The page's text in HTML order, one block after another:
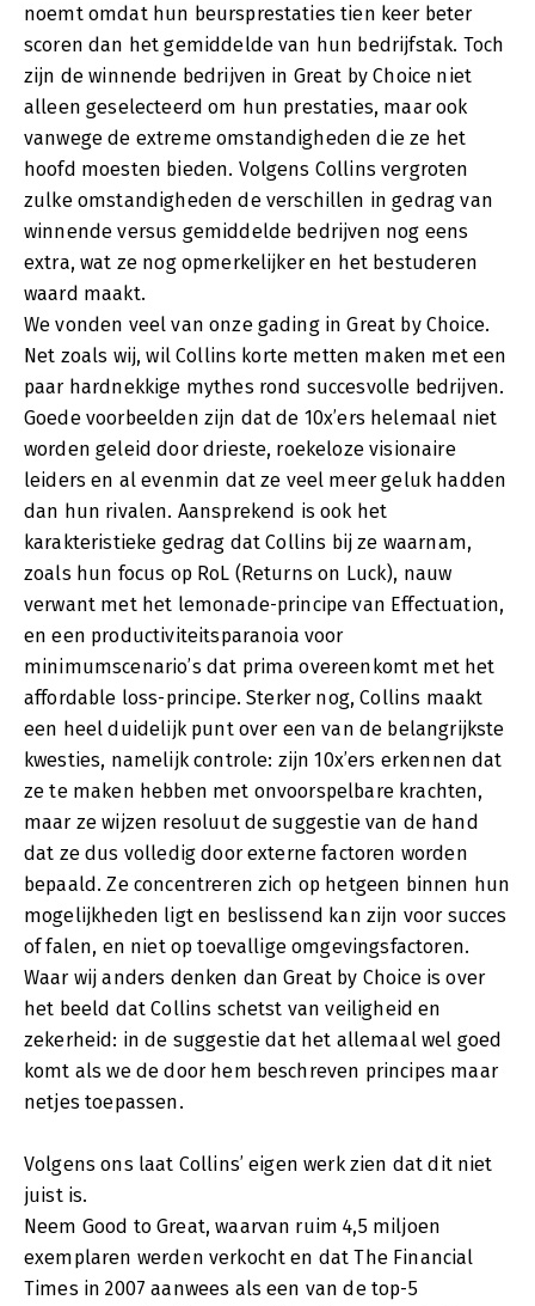
noemt omdat hun beursprestaties tien keer beter
scoren dan het gemiddelde van hun bedrijfstak. Toch
zijn de winnende bedrijven in Great by Choice niet
alleen geselecteerd om hun prestaties, maar ook
vanwege de extreme omstandigheden die ze het
hoofd moesten bieden. Volgens Collins vergroten
zulke omstandigheden de verschillen in gedrag van
winnende versus gemiddelde bedrijven nog eens
extra, wat ze nog opmerkelijker en het bestuderen
waard maakt.
We vonden veel van onze gading in Great by Choice.
Net zoals wij, wil Collins korte metten maken met een
paar hardnekkige mythes rond succesvolle bedrijven.
Goede voorbeelden zijn dat de 10x’ers helemaal niet
worden geleid door drieste, roekeloze visionaire
leiders en al evenmin dat ze veel meer geluk hadden
dan hun rivalen. Aansprekend is ook het
karakteristieke gedrag dat Collins bij ze waarnam,
zoals hun focus op RoL (Returns on Luck), nauw
verwant met het lemonade-principe van Effectuation,
en een productiviteitsparanoia voor
minimumscenario’s dat prima overeenkomt met het
affordable loss-principe. Sterker nog, Collins maakt
een heel duidelijk punt over een van de belangrijkste
kwesties, namelijk controle: zijn 10x’ers erkennen dat
ze te maken hebben met onvoorspelbare krachten,
maar ze wijzen resoluut de suggestie van de hand
dat ze dus volledig door externe factoren worden
bepaald. Ze concentreren zich op hetgeen binnen hun
mogelijkheden ligt en beslissend kan zijn voor succes
of falen, en niet op toevallige omgevingsfactoren.
Waar wij anders denken dan Great by Choice is over
het beeld dat Collins schetst van veiligheid en
zekerheid: in de suggestie dat het allemaal wel goed
komt als we de door hem beschreven principes maar
netjes toepassen.
Volgens ons laat Collins’ eigen werk zien dat dit niet
juist is.
Neem Good to Great, waarvan ruim 4,5 miljoen
exemplaren werden verkocht en dat The Financial
Times in 2007 aanwees als een van de top-5